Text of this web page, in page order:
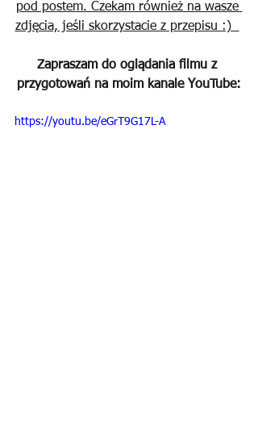
pod postem. Czekam również na wasze
zdjęcia, jeśli skorzystacie z przepisu :)
Zapraszam do oglądania filmu z
przygotowań na moim kanale YouTube:
https://youtu.be/eGrT9G17L-A